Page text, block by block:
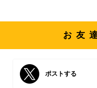
お友
ポストする